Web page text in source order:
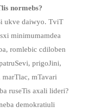
normebs?
ukve daiwyo. TviT
minimumamdea
romlebic cdiloben
prigoJini,
mTavari
ruseTis axali lideri?
demokratiuli